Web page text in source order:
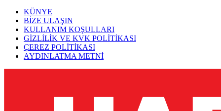
KÜNYE
BİZE ULAŞIN
KULLANIM KOŞULLARI
GİZLİLİK VE KVK POLİTİKASI
ÇEREZ POLİTİKASI
AYDINLATMA METNİ